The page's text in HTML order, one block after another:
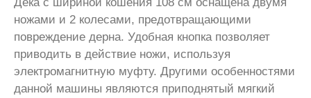
ножами и 2 колесами, предотвращающими
повреждение дерна. Удобная кнопка позволяет
приводить в действие ножи, используя
электромагнитную муфту. Другими особенностями
данной машины являются приподнятый мягкий